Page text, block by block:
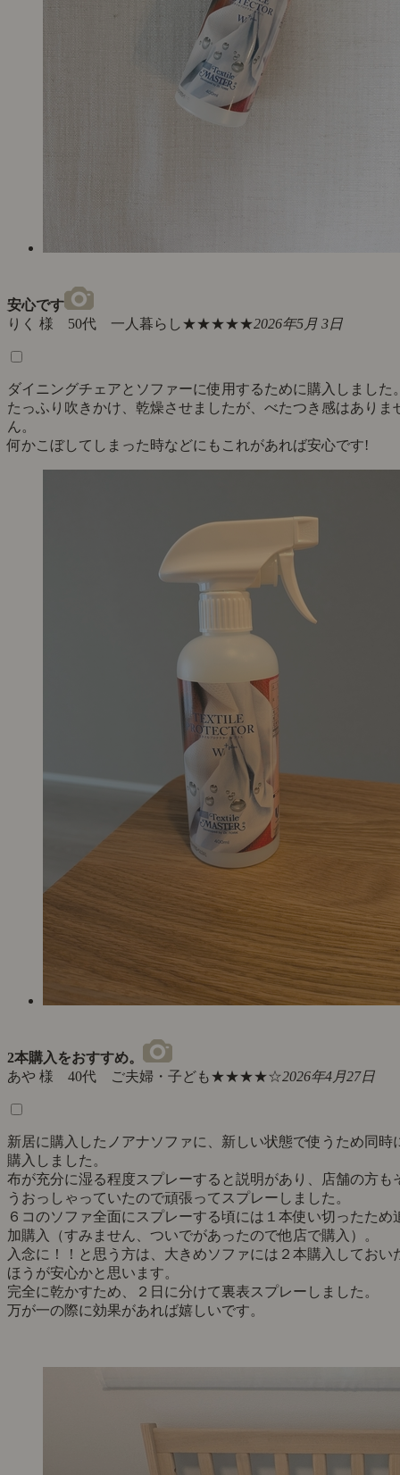
安心です
りく 様 50代 一人暮らし★★★★★2026年5月 3日
ダイニングチェアとソファーに使用するために購入しました
たっふり吹きかけ、乾燥させましたが、べたつき感はありま
ん。
何かこぼしてしまった時などにもこれがあれば安心です!
2本購入をおすすめ。
あや 様 40代 ご夫婦・子ども★★★★☆2026年4月27日
新居に購入したノアナソファに、新しい状態で使うため同時
購入しました。
布が充分に湿る程度スプレーすると説明があり、店舗の方も
うおっしゃっていたので頑張ってスプレーしました。
６コのソファ全面にスプレーする頃には１本使い切ったため
加購入（すみません、ついでがあったので他店で購入）。
入念に！！と思う方は、大きめソファには２本購入しておい
ほうが安心かと思います。
完全に乾かすため、２日に分けて裏表スプレーしました。
万が一の際に効果があれば嬉しいです。